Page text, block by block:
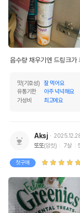
음수량 채우기엔 드링크가
맛(기호성)
잘 먹어요
유통기한
아주 넉넉해요
가성비
최고에요
Aksj
또또(암컷) 7살
첫구매